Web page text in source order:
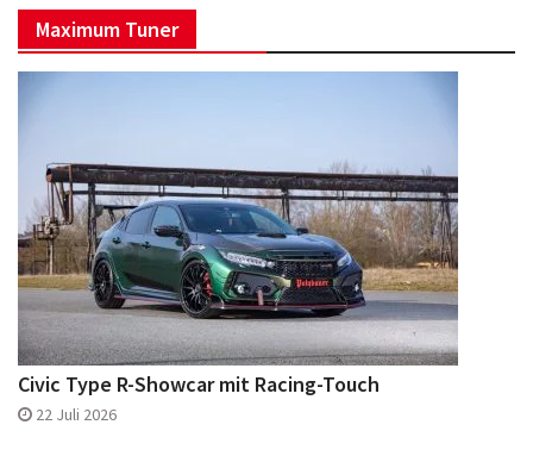
FacebookInstagram
Maximum Tuner
Civic Type R-Showcar mit Racing-Touch
22 Juli 2026